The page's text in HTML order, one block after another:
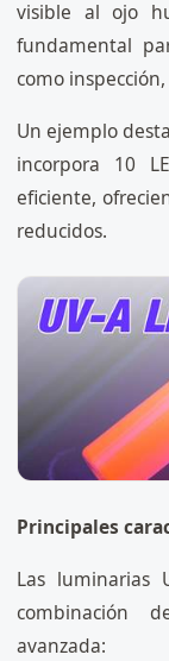
visible al ojo
fundamental
como
Un ejemplo
incorpora 10
eficiente,
reducidos.
Principales
Las luminarias
combinación
avanzada: